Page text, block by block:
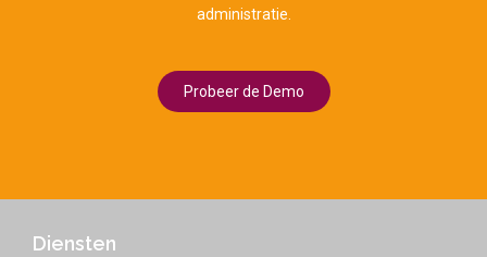
administratie.
Probeer de Demo
Diensten